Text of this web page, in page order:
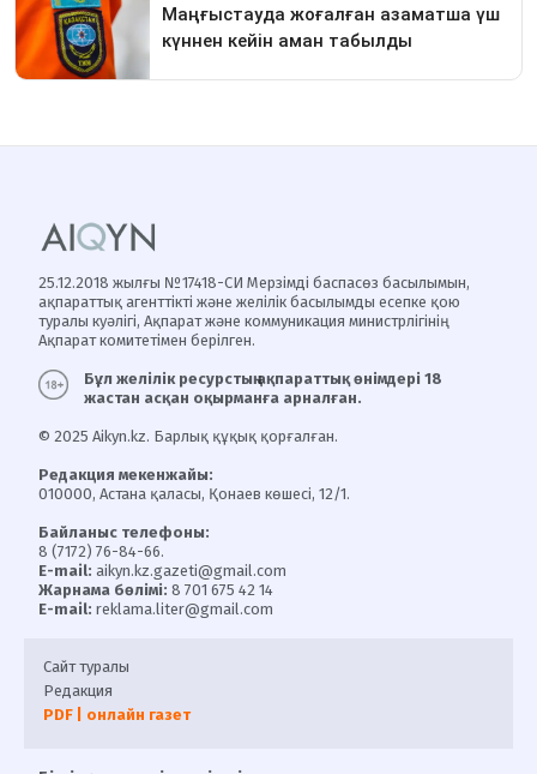
25.12.2018 жылғы №17418-СИ Мерзімді баспасөз басылымын,
ақпараттық агенттікті және желілік басылымды есепке қою
туралы куәлігі, Ақпарат және коммуникация министрлігінің
Ақпарат комитетімен берілген.
Бұл желілік ресурстың ақпараттық өнімдері 18
жастан асқан оқырманға арналған.
© 2025 Aikyn.kz. Барлық құқық қорғалған.
Редакция мекенжайы:
010000, Астана қаласы, Қонаев көшесі, 12/1.
Байланыс телефоны:
8 (7172) 76-84-66.
E-mail: aikyn.kz.gazeti@gmail.com
Жарнама бөлімі: 8 701 675 42 14
E-mail: reklama.liter@gmail.com
Сайт туралы
Редакция
PDF | онлайн газет